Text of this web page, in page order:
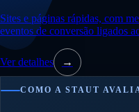
Sites e páginas rápidas, com
eventos de conversão ligados
Ver detalhes →
COMO A STAUT